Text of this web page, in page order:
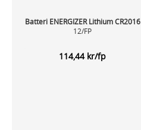
Batteri ENERGIZER Lithium CR2016
12/FP
114,44 kr/fp